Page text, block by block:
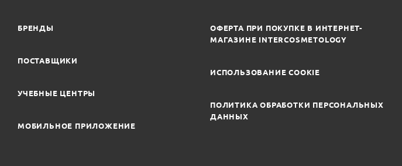
БРЕНДЫ
ПОСТАВЩИКИ
УЧЕБНЫЕ ЦЕНТРЫ
МОБИЛЬНОЕ ПРИЛОЖЕНИЕ
ОФЕРТА ПРИ ПОКУПКЕ В ИНТЕРНЕТ-
МАГАЗИНЕ INTERCOSMETOLOGY
ИСПОЛЬЗОВАНИЕ COOKIE
ПОЛИТИКА ОБРАБОТКИ ПЕРСОНАЛЬНЫХ
ДАННЫХ